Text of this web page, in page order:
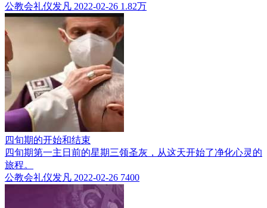
公教会礼仪发凡 2022-02-26 1.82万
四旬期的开始和结束
四旬期第一主日前的星期三领圣灰，从这天开始了净化心灵的
旅程。
公教会礼仪发凡 2022-02-26 7400